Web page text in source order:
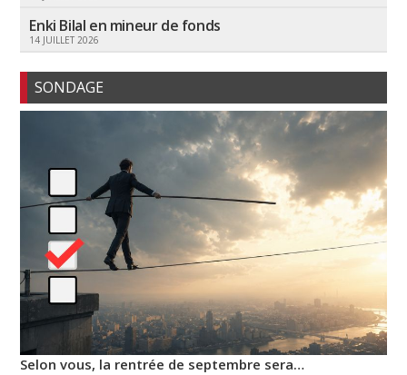
Enki Bilal en mineur de fonds
14 JUILLET 2026
SONDAGE
Selon vous, la rentrée de septembre sera…